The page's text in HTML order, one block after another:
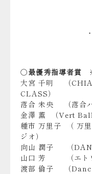
〇最優秀指導者賞
大宮 千明 （
CLASS）
落合 未央 （落合バ
金澤 薫 （Vert
種市 万里子 （ 万
ジオ）
向山 潤子 （
山口 芳 （エトワ
渡部 倫子 （